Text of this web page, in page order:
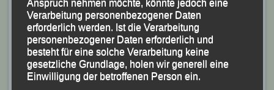
belegte damit Rang 109.
Ebenfalls neue persönliche Bestzeit lief Bruno Kapfer,
für den die Uhren nach 1:18:03 Stunden stehen
blieben und der damit auf Platz 158 rangiert.
Nach überstandener Achillessehnenverletzung inkl.
Anspruch nehmen möchte, könnte jedoch eine
Verarbeitung personenbezogener Daten
erforderlich werden. Ist die Verarbeitung
personenbezogener Daten erforderlich und
besteht für eine solche Verarbeitung keine
gesetzliche Grundlage, holen wir generell eine
Einwilligung der betroffenen Person ein.